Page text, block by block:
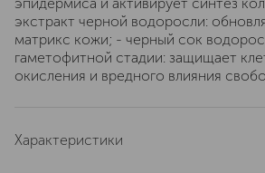
экстракт черной водоросли:
матрикс кожи; - черный сок
гаметофитной стадии: защищает
окисления и вредного влияния
Характеристики